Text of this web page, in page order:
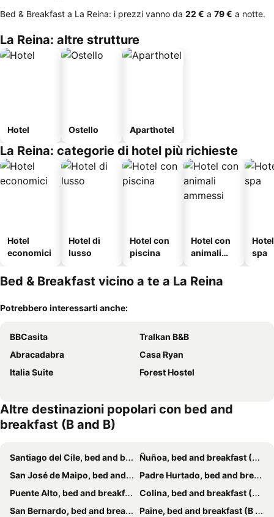
Bed & Breakfast a La Reina: i prezzi vanno da ‎22 € a ‎79 € a notte.
La Reina: altre strutture
Hotel Ostello Aparthotel
La Reina: categorie di hotel più richieste
Hotel
economici
Hotel di
lusso
Hotel con
piscina
Hotel con
animali
spa
Bed & Breakfast vicino a te a La Reina
Potrebbero interessarti anche:
BBCasita
Tralkan B&B
Abracadabra
Casa Ryan
Italia Suite
Forest Hostel
Altre destinazioni popolari con bed and
breakfast (B and B)
Santiago del Cile, bed and breakfast (B and B)
Ñuñoa, bed and breakfast (B and B)
San José de Maipo, bed and breakfast (B and B)
Padre Hurtado, bed and breakfast (B and B)
Puente Alto, bed and breakfast (B and B)
Colina, bed and breakfast (B and B)
San Bernardo, bed and breakfast (B and B)
Paine, bed and breakfast (B and B)